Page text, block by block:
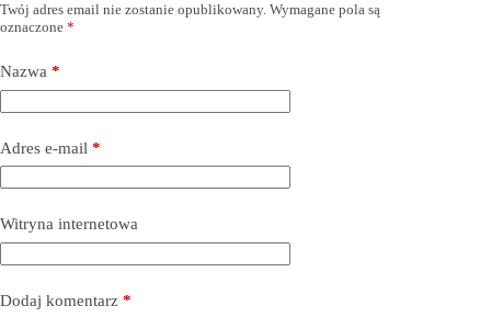
Twój adres email nie zostanie opublikowany. Wymagane pola są
oznaczone *
Nazwa *
Adres e-mail *
Witryna internetowa
Dodaj komentarz *